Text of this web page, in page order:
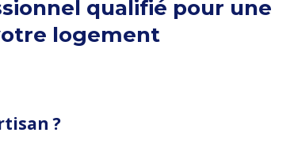
qualifié pour une
logement
?